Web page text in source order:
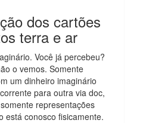
dos cartões
terra e ar
Você já percebeu?
o vemos. Somente
um dinheiro imaginário
para outra via doc,
representações
está conosco fisicamente.